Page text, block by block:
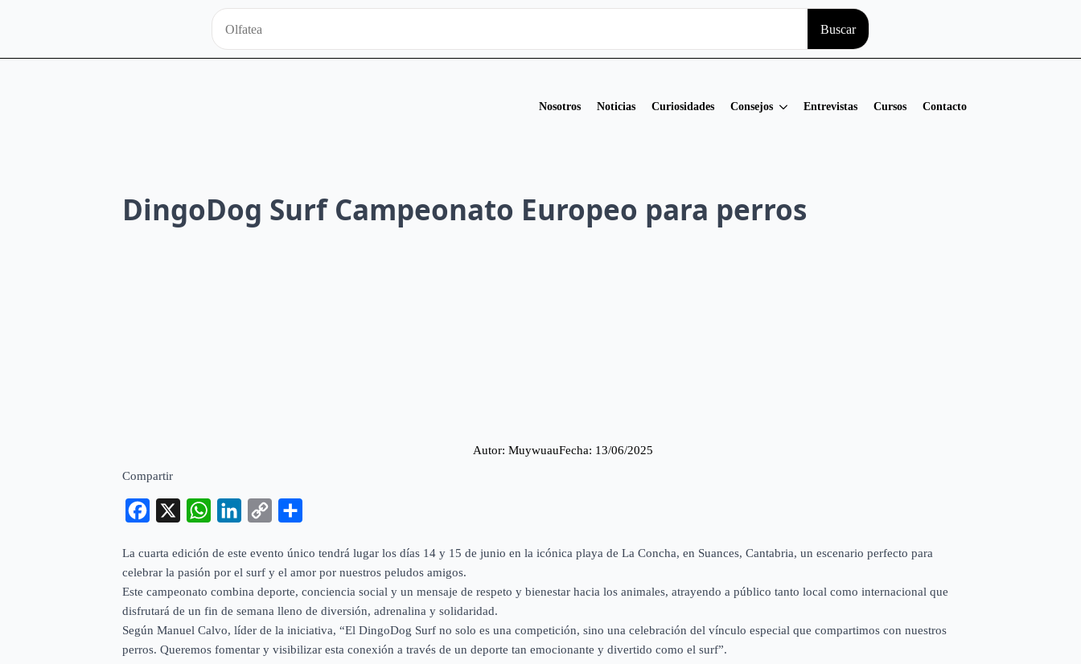
Buscar
Search
for:
Nosotros Noticias Curiosidades Consejos Entrevistas Cursos Contacto
DingoDog Surf Campeonato Europeo para perros
Autor: MuywuauFecha: 13/06/2025
Compartir
Facebook WhatsAppLinkedInCopy
La cuarta edición de este evento único tendrá lugar los días 14 y 15 de junio en la icónica playa de La Concha, en Suances, Cantabria, un escenario perfecto para
celebrar la pasión por el surf y el amor por nuestros peludos amigos.
Este campeonato combina deporte, conciencia social y un mensaje de respeto y bienestar hacia los animales, atrayendo a público tanto local como internacional que
disfrutará de un fin de semana lleno de diversión, adrenalina y solidaridad.
Según Manuel Calvo, líder de la iniciativa, “El DingoDog Surf no solo es una competición, sino una celebración del vínculo especial que compartimos con nuestros
perros. Queremos fomentar y visibilizar esta conexión a través de un deporte tan emocionante y divertido como el surf”.